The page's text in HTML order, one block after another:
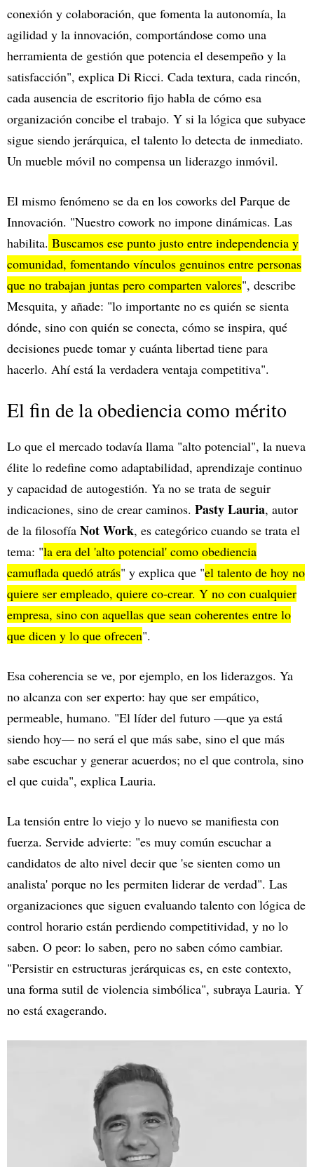
conexión y colaboración, que fomenta la autonomía, la
agilidad y la innovación, comportándose como una
herramienta de gestión que potencia el desempeño y la
satisfacción", explica Di Ricci. Cada textura, cada rincón,
cada ausencia de escritorio fijo habla de cómo esa
organización concibe el trabajo. Y si la lógica que subyace
sigue siendo jerárquica, el talento lo detecta de inmediato.
Un mueble móvil no compensa un liderazgo inmóvil.
El mismo fenómeno se da en los coworks del Parque de
Innovación. "Nuestro cowork no impone dinámicas. Las
habilita. Buscamos ese punto justo entre independencia y
comunidad, fomentando vínculos genuinos entre personas
que no trabajan juntas pero comparten valores", describe
Mesquita, y añade: "lo importante no es quién se sienta
dónde, sino con quién se conecta, cómo se inspira, qué
decisiones puede tomar y cuánta libertad tiene para
hacerlo. Ahí está la verdadera ventaja competitiva".
El fin de la obediencia como mérito
Lo que el mercado todavía llama "alto potencial", la nueva
élite lo redefine como adaptabilidad, aprendizaje continuo
y capacidad de autogestión. Ya no se trata de seguir
indicaciones, sino de crear caminos. Pasty Lauria, autor
de la filosofía Not Work, es categórico cuando se trata el
tema: "la era del 'alto potencial' como obediencia
camuflada quedó atrás" y explica que "el talento de hoy no
quiere ser empleado, quiere co-crear. Y no con cualquier
empresa, sino con aquellas que sean coherentes entre lo
que dicen y lo que ofrecen".
Esa coherencia se ve, por ejemplo, en los liderazgos. Ya
no alcanza con ser experto: hay que ser empático,
permeable, humano. "El líder del futuro —que ya está
siendo hoy— no será el que más sabe, sino el que más
sabe escuchar y generar acuerdos; no el que controla, sino
el que cuida", explica Lauria.
La tensión entre lo viejo y lo nuevo se manifiesta con
fuerza. Servide advierte: "es muy común escuchar a
candidatos de alto nivel decir que 'se sienten como un
analista' porque no les permiten liderar de verdad". Las
organizaciones que siguen evaluando talento con lógica de
control horario están perdiendo competitividad, y no lo
saben. O peor: lo saben, pero no saben cómo cambiar.
"Persistir en estructuras jerárquicas es, en este contexto,
una forma sutil de violencia simbólica", subraya Lauria. Y
no está exagerando.